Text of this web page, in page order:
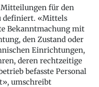
für den
definiert. «Mittels
Bekanntmachung mit
den Zustand oder
Einrichtungen,
deren rechtzeitige
befasste Personal
umschreibt